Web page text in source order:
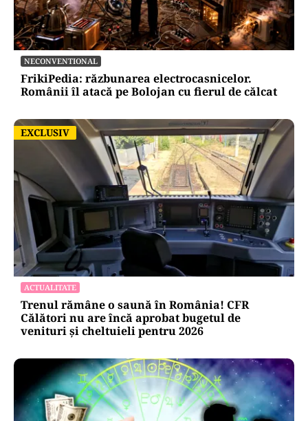
NECONVENTIONAL
FrikiPedia: răzbunarea electrocasnicelor.
Românii îl atacă pe Bolojan cu fierul de călcat
EXCLUSIV
EXCLUSIV
ACTUALITATE
Trenul rămâne o saună în România! CFR
Călători nu are încă aprobat bugetul de
venituri și cheltuieli pentru 2026